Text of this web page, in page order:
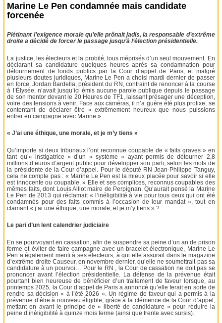
Marine Le Pen condamnée mais candidate
forcenée
Piétinant l’exigence morale qu’elle prônait jadis, la responsable d’extrême
droite a décidé de forcer le passage jusqu’à l’élection présidentielle.
La justice, les électeurs et la probité, tous méprisés d’un seul mouvement. En
déclarant sa candidature quelques heures après sa condamnation pour
détournement de fonds publics par la Cour d’appel de Paris, et malgré
plusieurs doutes juridiques, Marine Le Pen a choisi mardi dernier de passer
en force. Jordan Bardella, président du RN, contraint de renoncer à la course
à l’Élysée, n’avait jusqu’ici émis aucune parole publique depuis le passage
de son mentor devant le 20 Heures de TF1, laissant présager une déception,
voire des tensions à venir. Face aux caméras, il n’a guère été plus prolixe, se
contentant de déclarer être « extrêmement heureux que nous puissions
entrer en campagne avec Marine ».
« J’ai une éthique, une morale, et je m’y tiens »
Qu’importe si deux tribunaux l’ont reconnue coupable de « faits graves » en
tant qu’« instigatrice » d’un « système » ayant permis de détourner 2,8
millions d’euros d’argent public pour développer son parti, selon les mots de
la présidente de la Cour d’appel. Pour le député RN Jean-Philippe Tanguy,
cela ne compte pas : « Marine Le Pen est la mieux placée pour savoir si elle
est innocente ou coupable. » Elle et ses complices, reconnus coupables des
mêmes faits, dont Louis Alliot maire de Perpignan. Qu’aurait pensé la Marine
Le Pen de 2013 qui réclamait « l’inéligibilité à vie pour tous ceux qui ont été
condamnés pour des faits commis à l’occasion de leur mandat », tout en
clamant « j’ai une éthique, une morale, et je m’y tiens » ?
Le pari d’un lent calendrier judiciaire
En se pourvoyant en cassation, afin de suspendre sa peine d’un an de prison
ferme et éviter de faire campagne avec un bracelet électronique, Marine Le
Pen a également menti à ses électeurs, à qui elle assurait dans le magazine
d’extrême droite Causeur, en novembre dernier, qu’elle ne soumettrait pas sa
candidature à un pourvoi… Pour le RN , la Cour de cassation ne doit pas se
prononcer avant l’élection présidentielle. La défense de la prévenue était
pourtant bien heureuse de bénéficier d’un traitement de faveur lorsque, au
printemps 2025, la Cour d’appel de Paris a annoncé qu’elle ferait en sorte de
rendre sa décision « à l’été 2026 ». Un régime de faveur qui a permis à la
prévenue d’être à nouveau éligible, grâce à la clémence de la Cour d’appel,
mettant en avant le principe de « liberté de candidature » pour réduire la
peine d’inéligibilité à quinze mois ferme (ainsi que trente avec sursis).